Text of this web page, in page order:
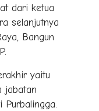
dari ketua
selanjutnya
Bangun
yaitu
jabatan